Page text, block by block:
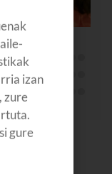
izan
zure
gure